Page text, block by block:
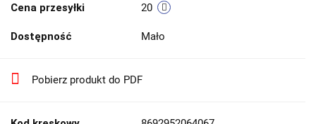
Cena przesyłki 20
Dostępność Mało
Pobierz produkt do PDF